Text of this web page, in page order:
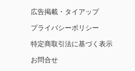
広告掲載・タイアップ
プライバシーポリシー
特定商取引法に基づく表示
お問合せ